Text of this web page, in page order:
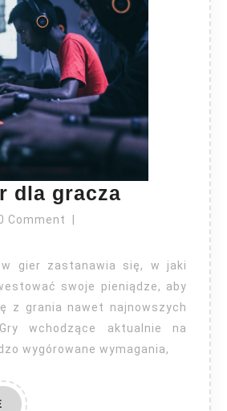
dla gracza Komputer
Comment |
swoje pieniądze, aby
z grania nawet najnowszych
wchodzące aktualnie na
wygórowane wymagania,
READ